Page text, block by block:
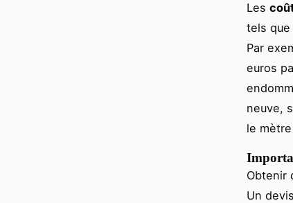
Les
tels que
Par
euros
neuve,
le
Obtenir
Un